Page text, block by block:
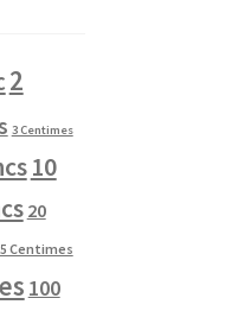
2
3 Centimes
10
20
Centimes
100